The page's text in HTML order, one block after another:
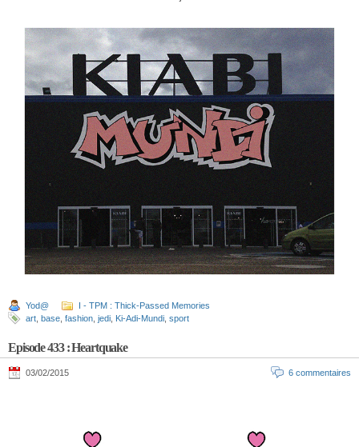
Yod@
I - TPM : Thick-Passed Memories
art base fashion jedi Ki-Adi-Mundi sport
Episode 433 : Heartquake
03/02/2015 6 commentaires